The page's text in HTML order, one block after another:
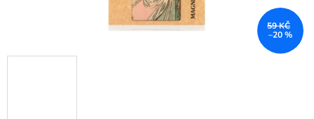
59 KČ
–20 %